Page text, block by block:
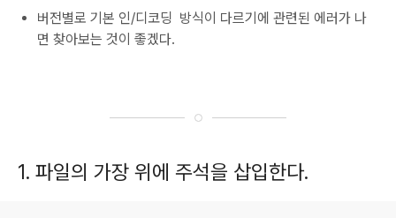
버전별로 기본 인/디코딩 방식이 다르기에 관련된 에러가 나
면 찾아보는 것이 좋겠다.
1. 파일의 가장 위에 주석을 삽입한다.